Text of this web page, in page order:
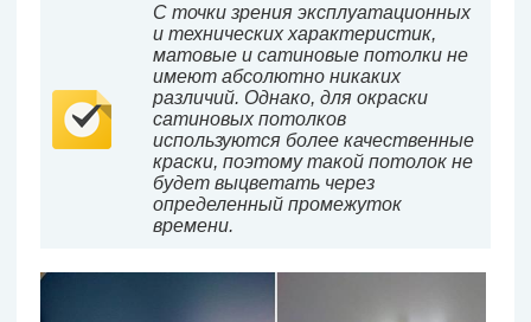
С точки зрения эксплуатационных
и технических характеристик,
матовые и сатиновые потолки не
имеют абсолютно никаких
различий. Однако, для окраски
сатиновых потолков
используются более качественные
краски, поэтому такой потолок не
будет выцветать через
определенный промежуток
времени.